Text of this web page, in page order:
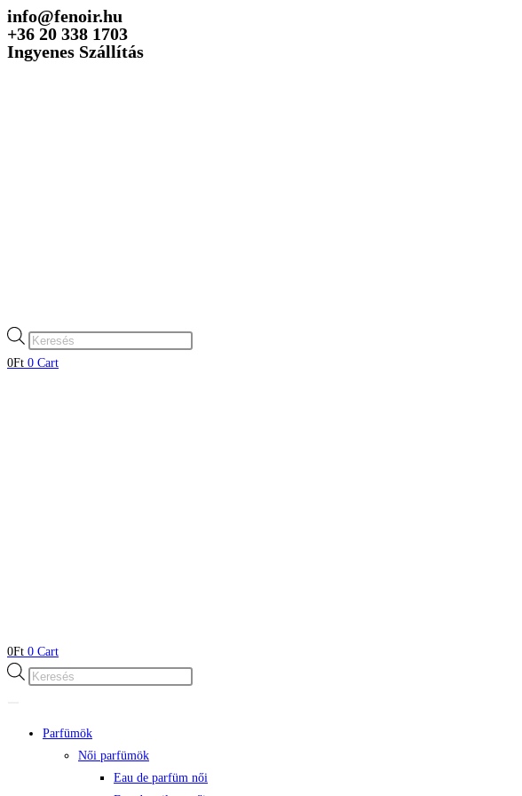
Skip
to
content
info@fenoir.hu
+36 20 338 1703
Ingyenes Szállítás
Products
search
0Ft 0 Cart
0Ft 0 Cart
Products
Parfümök
Női parfümök
Eau de parfüm női